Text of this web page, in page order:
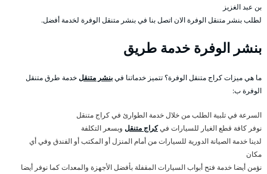
بن عبد الغزيز
لطلب بنشر متنقل الوفرة الان اتصل بنا في بنشر متنقل الوفرة لخدمة أفضل.
بنشر الوفرة خدمة طريق
ما هي ميزات كراج متنقل الوفرة؟ تتميز خدماتنا فيبنشر متنقلخدمة طرق متنقل
الوفرة ب:
السرعة في تلبية الطلب من خلال خدمة الطوارئ في كراج متنقل
نوفر كافة قطع الغيار للسيارات فيكراج متنقل وبسعر التكلفة
لدينا خدمة الصيانة الدورية للسيارات من أمام المنزل أو المكتب أو الفندق وفي أي
مكان
نؤمن أيضا خدمة فتح أبواب السيارات المقفلة بأفضل الأجهزة والمعدات كما نوفر أيضا